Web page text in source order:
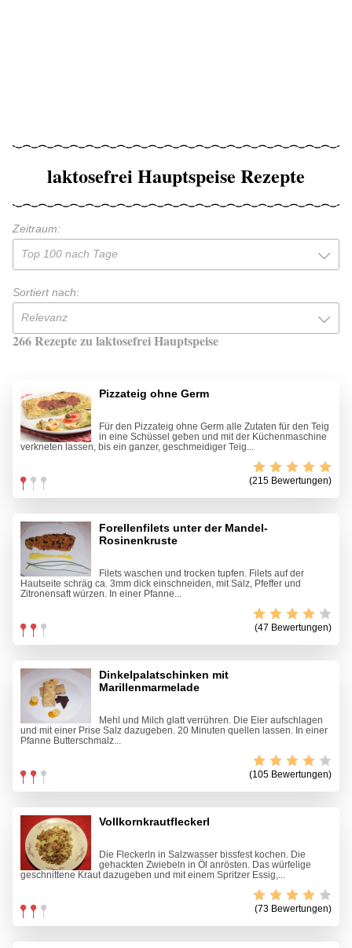
laktosefrei Hauptspeise Rezepte
Zeitraum:
Top 100 nach Tage
Sortiert nach:
Relevanz
266 Rezepte zu laktosefrei Hauptspeise
Pizzateig ohne Germ
Für den Pizzateig ohne Germ alle Zutaten für den Teig
in eine Schüssel geben und mit der Küchenmaschine
verkneten lassen, bis ein ganzer, geschmeidiger Teig...
(215 Bewertungen)
Forellenfilets unter der Mandel-
Rosinenkruste
Filets waschen und trocken tupfen. Filets auf der
Hautseite schräg ca. 3mm dick einschneiden, mit Salz, Pfeffer und
Zitronensaft würzen. In einer Pfanne...
(47 Bewertungen)
Dinkelpalatschinken mit
Marillenmarmelade
Mehl und Milch glatt verrühren. Die Eier aufschlagen
und mit einer Prise Salz dazugeben. 20 Minuten quellen lassen. In einer
Pfanne Butterschmalz...
(105 Bewertungen)
Vollkornkrautfleckerl
Die Fleckerln in Salzwasser bissfest kochen. Die
gehackten Zwiebeln in Öl anrösten. Das würfelige
geschnittene Kraut dazugeben und mit einem Spritzer Essig,...
(73 Bewertungen)